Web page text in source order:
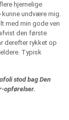
hjernelige
kunne undvære mig.
med min gode ven
den første
derefter rykket op
Typisk
stod bag Den
opførelser.